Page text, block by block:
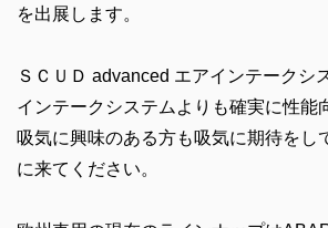
を出展します。
ＳＣＵＤ advanced エアインテークシ
インテークシステムよりも確実に性能
吸気に興味のある方も吸気に期待をし
に来てください。